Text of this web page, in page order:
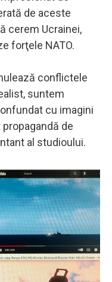
de aceste
cerem Ucrainei,
forţele NATO.
conflictele
suntem
cu imagini
de
al studioului.